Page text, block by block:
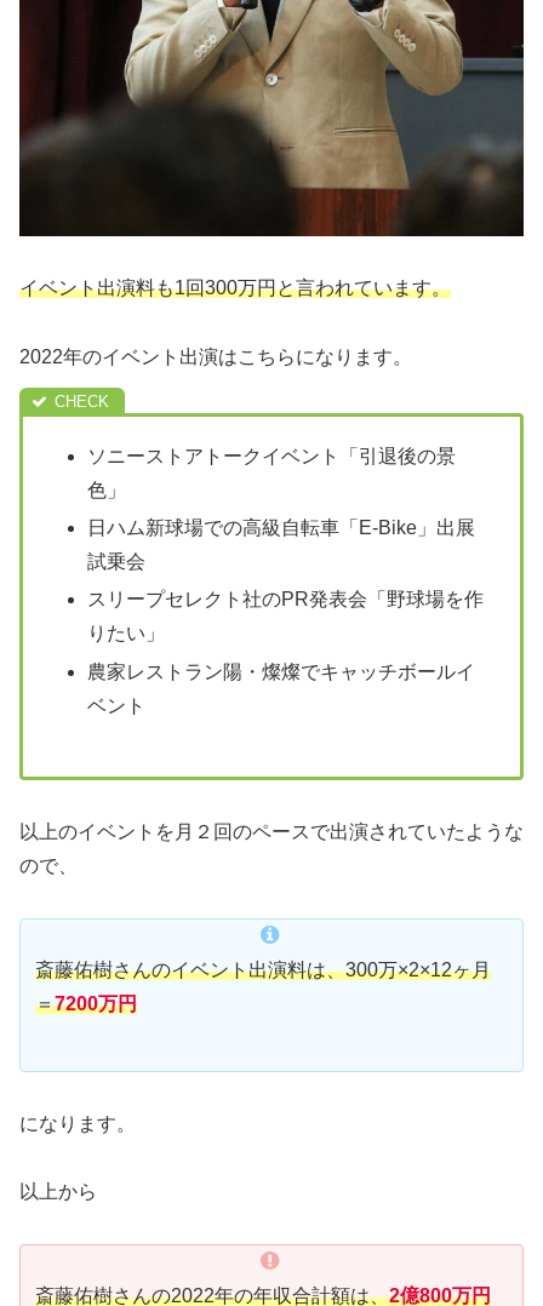
イベント出演料も1回300万円と言われています。
2022年のイベント出演はこちらになります。
ソニーストアトークイベント「引退後の景
色」
日ハム新球場での高級自転車「E-Bike」出展
試乗会
スリープセレクト社のPR発表会「野球場を作
りたい」
農家レストラン陽・燦燦でキャッチボールイ
ベント
以上のイベントを月２回のペースで出演されていたような
ので、
斎藤佑樹さんのイベント出演料は、300万×2×12ヶ月
＝7200万円
になります。
以上から
斎藤佑樹さんの2022年の年収合計額は、2億800万円